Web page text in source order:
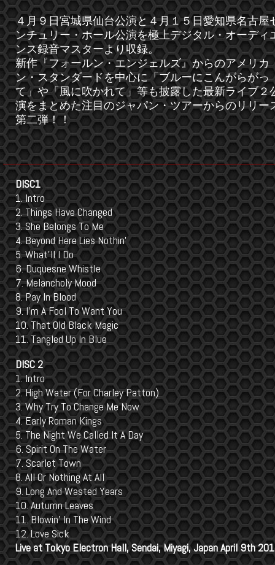
４月９日宮城県仙台公演と４月１５日愛知県名古屋
ンチュリー・ホール公演を極上デジタル・オーディ
ンス録音マスターより収録。
新作『フォールン・エンジェルズ』からのアメリカ
ン・スタンダードを中心に「ブルーにこんがらがっ
て」や「風に吹かれて」等も披露した最新ライブ２
演をまとめた注目のジャパン・ツアーからのリリー
第二弾！！
DISC1
1. Intro
2. Things Have Changed
3. She Belongs To Me
4. Beyond Here Lies Nothin’
5. What’ll I Do
6. Duquesne Whistle
7. Melancholy Mood
8. Pay In Blood
9. I’m A Fool To Want You
10. That Old Black Magic
11. Tangled Up In Blue
DISC 2
1. Intro
2. High Water (For Charley Patton)
3. Why Try To Change Me Now
4. Early Roman Kings
5. The Night We Called It A Day
6. Spirit On The Water
7. Scarlet Town
8. All Or Nothing At All
9. Long And Wasted Years
10. Autumn Leaves
11. Blowin’ In The Wind
12. Love Sick
Live at Tokyo Electron Hall, Sendai, Miyagi, Japan April 9th